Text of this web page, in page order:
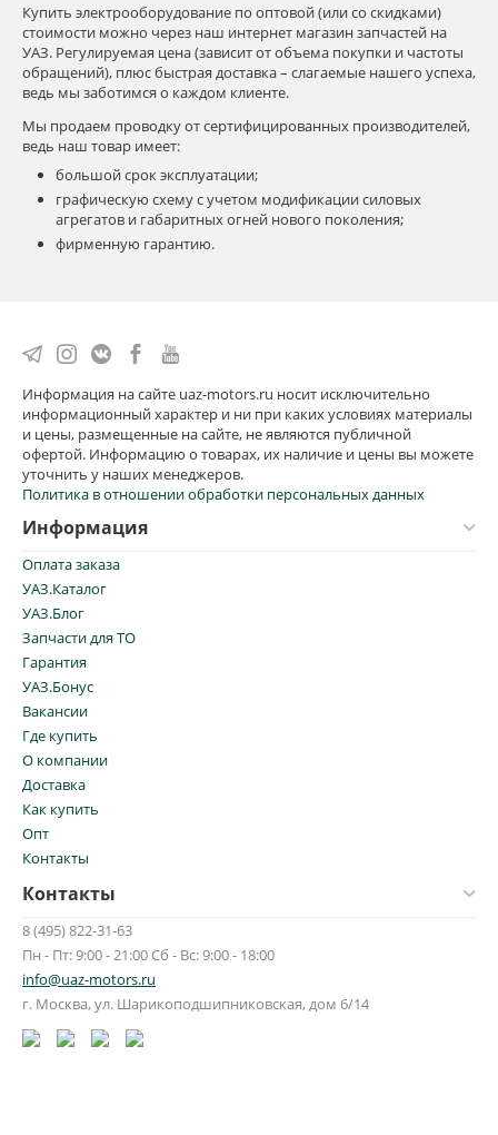
Купить электрооборудование по оптовой (или со скидками)
стоимости можно через наш интернет магазин запчастей на
УАЗ. Регулируемая цена (зависит от объема покупки и частоты
обращений), плюс быстрая доставка – слагаемые нашего успеха,
ведь мы заботимся о каждом клиенте.
Мы продаем проводку от сертифицированных производителей,
ведь наш товар имеет:
большой срок эксплуатации;
графическую схему с учетом модификации силовых
агрегатов и габаритных огней нового поколения;
фирменную гарантию.
Информация на сайте uaz-motors.ru носит исключительно
информационный характер и ни при каких условиях материалы
и цены, размещенные на сайте, не являются публичной
офертой. Информацию о товарах, их наличие и цены вы можете
уточнить у наших менеджеров.
Политика в отношении обработки персональных данных
Информация
Оплата заказа
УАЗ.Каталог
УАЗ.Блог
Запчасти для ТО
Гарантия
УАЗ.Бонус
Вакансии
Где купить
О компании
Доставка
Как купить
Опт
Контакты
Контакты
8 (495) 822-31-63
Пн - Пт: 9:00 - 21:00 Сб - Вс: 9:00 - 18:00
info@uaz-motors.ru
г. Москва, ул. Шарикоподшипниковская, дом 6/14